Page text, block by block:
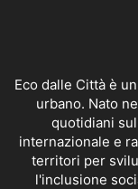
Eco dalle Città è
urbano. Nato
quotidiani
internazionale e
territori per
l'inclusione